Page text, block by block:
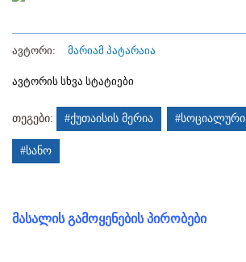
ავტორი: მარიამ პატარაია
ავტორის სხვა სტატიები
თეგები: #ქუთაისის მერია #სოციალური
#სანო
მასალის გამოყენების პირობები